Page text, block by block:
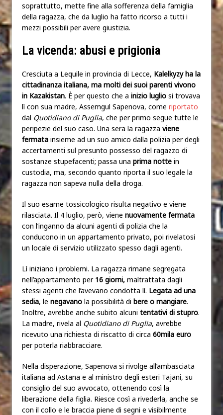
soprattutto, mette fine alla sofferenza della famiglia
della ragazza, che da luglio ha fatto ricorso a tutti i
mezzi possibili per avere giustizia.
La vicenda: abusi e prigionia
Cresciuta a Lequile in provincia di Lecce, Kalelkyzy ha la
cittadinanza italiana, ma molti dei suoi parenti vivono
in Kazakistan. È per questo che a inizio luglio si trovava
lì con sua madre, Assemgul Sapenova, come riportato
dal Quotidiano di Puglia, che per primo segue tutte le
peripezie del suo caso. Una sera la ragazza viene
fermata insieme ad un suo amico dalla polizia per degli
accertamenti sul presunto possesso del ragazzo di
sostanze stupefacenti; passa una prima notte in
custodia, ma, secondo quanto riporta il suo legale la
ragazza non sapeva nulla della droga.
Il suo esame tossicologico risulta negativo e viene
rilasciata. Il 4 luglio, però, viene nuovamente fermata
con l’inganno da alcuni agenti di polizia che la
conducono in un appartamento privato, poi rivelatosi
un locale di servizio utilizzato spesso dagli agenti.
Lì iniziano i problemi. La ragazza rimane segregata
nell’appartamento per 16 giorni, maltrattata dagli
stessi agenti che l’avevano condotta lì. Legata ad una
sedia, le negavano la possibilità di bere o mangiare.
Inoltre, avrebbe anche subito alcuni tentativi di stupro.
La madre, rivela al Quotidiano di Puglia, avrebbe
ricevuto una richiesta di riscatto di circa 60mila euro
per poterla riabbracciare.
Nella disperazione, Sapenova si rivolge all’ambasciata
italiana ad Astana e al ministro degli esteri Tajani, su
consiglio del suo avvocato, ottenendo così la
liberazione della figlia. Riesce così a rivederla, anche se
con il collo e le braccia piene di segni e visibilmente